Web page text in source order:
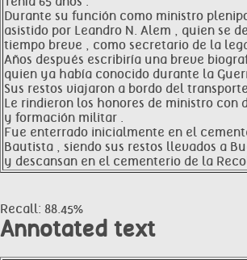
Durante su función como ministro
asistido por Leandro N. Alem , quien se
tiempo breve , como secretario de la
Años después escribiría una breve
quien ya había conocido durante la
Sus restos viajaron a bordo del
Le rindieron los honores de ministro con
y formación militar .
Fue enterrado inicialmente en el
Bautista , siendo sus restos llevados a
y descansan en el cementerio de la
Recall: 88.45%
Annotated text